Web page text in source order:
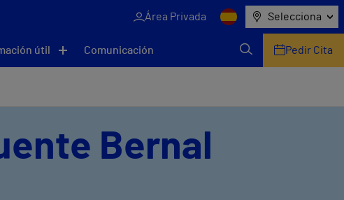
Área Privada Selecciona
útil Comunicación Pedir Cita
Bernal